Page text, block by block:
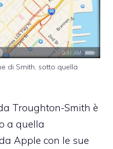
di Smith, sotto quella
Troughton-Smith è
a quella
Apple con le sue